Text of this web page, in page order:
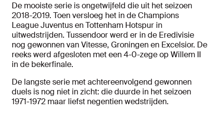
De mooiste serie is ongetwijfeld die uit het seizoen
2018-2019. Toen versloeg het in de Champions
League Juventus en Tottenham Hotspur in
uitwedstrijden. Tussendoor werd er in de Eredivisie
nog gewonnen van Vitesse, Groningen en Excelsior. De
reeks werd afgesloten met een 4-0-zege op Willem II
in de bekerfinale.
De langste serie met achtereenvolgend gewonnen
duels is nog niet in zicht: die duurde in het seizoen
1971-1972 maar liefst negentien wedstrijden.